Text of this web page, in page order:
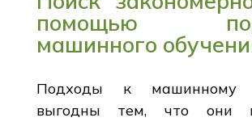
помощью
машинного
Подходы к машинному
выгодны тем, что они